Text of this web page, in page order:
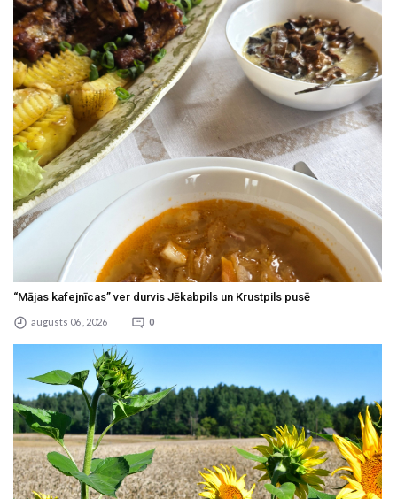
“Mājas kafejnīcas” ver durvis Jēkabpils un Krustpils pusē
augusts 06 , 2026 0